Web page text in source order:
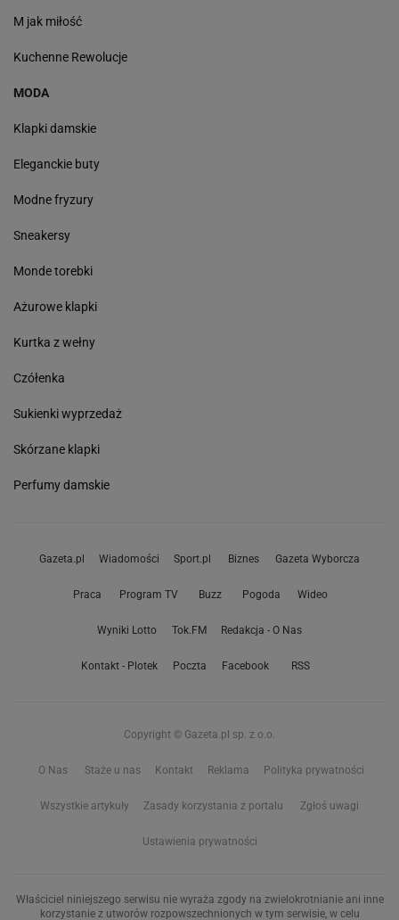
M jak miłość
Kuchenne Rewolucje
MODA
Klapki damskie
Eleganckie buty
Modne fryzury
Sneakersy
Monde torebki
Ażurowe klapki
Kurtka z wełny
Czółenka
Sukienki wyprzedaż
Skórzane klapki
Perfumy damskie
Gazeta.pl Wiadomości Sport.pl Biznes Gazeta Wyborcza
Praca Program TV Buzz Pogoda Wideo
Wyniki Lotto Tok.FM Redakcja - O Nas
Kontakt - Plotek Poczta Facebook RSS
Copyright © Gazeta.pl sp. z o.o.
O Nas Staże u nas Kontakt Reklama Polityka prywatności
Wszystkie artykuły Zasady korzystania z portalu Zgłoś uwagi
Ustawienia prywatności
Właściciel niniejszego serwisu nie wyraża zgody na zwielokrotnianie ani inne
korzystanie z utworów rozpowszechnionych w tym serwisie, w celu